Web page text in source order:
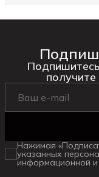
Нажимая
указанных
информационной